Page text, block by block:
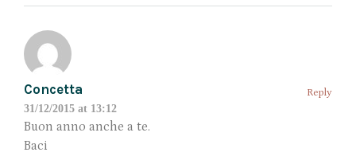
Concetta
31/12/2015 at 13:12
Reply
Buon anno anche a te.
Baci